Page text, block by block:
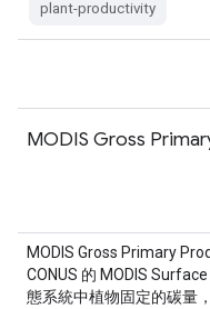
plant-productivity
MODIS Gross
MODIS Gross Primary
CONUS 的 MODIS
態系統中植物固定的碳量